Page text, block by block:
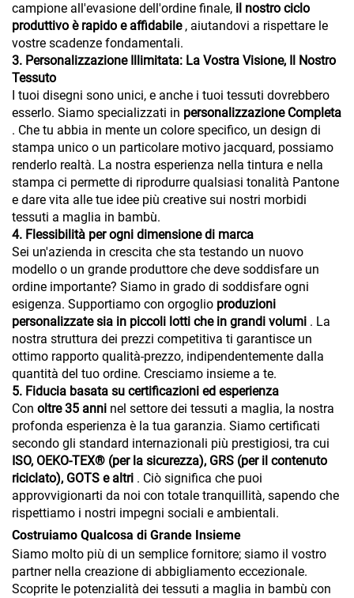
campione all'evasione dell'ordine finale, il nostro ciclo
produttivo è rapido e affidabile , aiutandovi a rispettare le
vostre scadenze fondamentali.
3. Personalizzazione Illimitata: La Vostra Visione, Il Nostro
Tessuto
I tuoi disegni sono unici, e anche i tuoi tessuti dovrebbero
esserlo. Siamo specializzati in personalizzazione Completa
. Che tu abbia in mente un colore specifico, un design di
stampa unico o un particolare motivo jacquard, possiamo
renderlo realtà. La nostra esperienza nella tintura e nella
stampa ci permette di riprodurre qualsiasi tonalità Pantone
e dare vita alle tue idee più creative sui nostri morbidi
tessuti a maglia in bambù.
4. Flessibilità per ogni dimensione di marca
Sei un'azienda in crescita che sta testando un nuovo
modello o un grande produttore che deve soddisfare un
ordine importante? Siamo in grado di soddisfare ogni
esigenza. Supportiamo con orgoglio produzioni
personalizzate sia in piccoli lotti che in grandi volumi . La
nostra struttura dei prezzi competitiva ti garantisce un
ottimo rapporto qualità-prezzo, indipendentemente dalla
quantità del tuo ordine. Cresciamo insieme a te.
5. Fiducia basata su certificazioni ed esperienza
Con oltre 35 anni nel settore dei tessuti a maglia, la nostra
profonda esperienza è la tua garanzia. Siamo certificati
secondo gli standard internazionali più prestigiosi, tra cui
ISO, OEKO-TEX® (per la sicurezza), GRS (per il contenuto
riciclato), GOTS e altri . Ciò significa che puoi
approvvigionarti da noi con totale tranquillità, sapendo che
rispettiamo i nostri impegni sociali e ambientali.
Costruiamo Qualcosa di Grande Insieme
Siamo molto più di un semplice fornitore; siamo il vostro
partner nella creazione di abbigliamento eccezionale.
Scoprite le potenzialità dei tessuti a maglia in bambù con